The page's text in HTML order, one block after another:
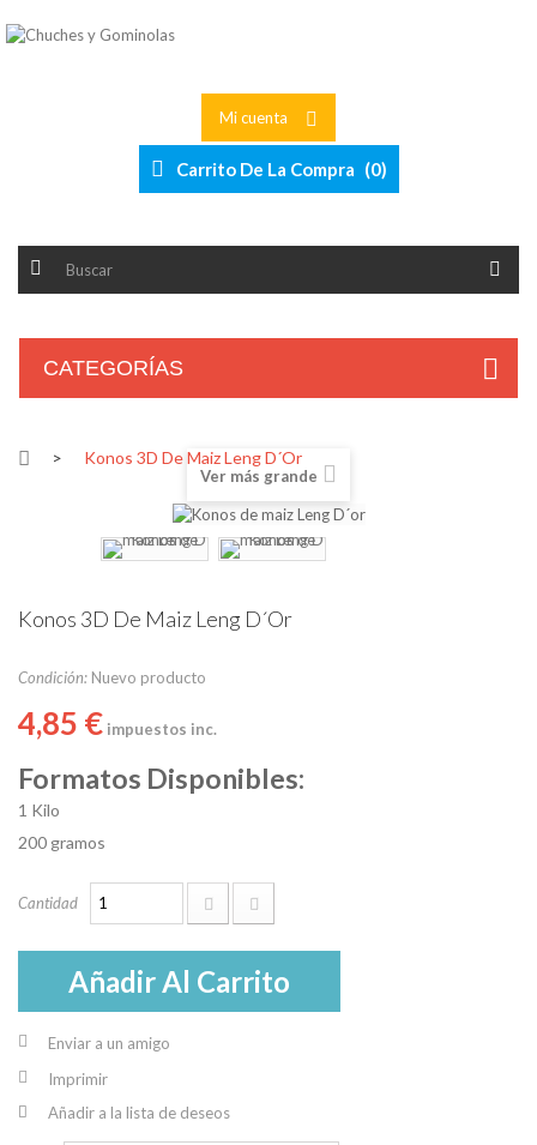
Mi cuenta
Carrito De La Compra (0)
CATEGORÍAS
> Konos 3D De Maiz Leng D´or
Ver más grande
Konos 3D De Maiz Leng D´or
Condición: Nuevo producto
4,85 € impuestos inc.
Formatos Disponibles:
1 Kilo
200 gramos
Cantidad
Añadir Al Carrito
Enviar a un amigo
Imprimir
Añadir a la lista de deseos